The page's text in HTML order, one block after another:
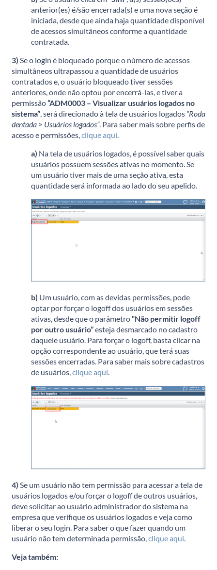
anterior(es) é/são encerrada(s) e uma nova seção é
iniciada, desde que ainda haja quantidade disponível
de acessos simultâneos conforme a quantidade
contratada.
3) Se o login é bloqueado porque o número de acessos
simultâneos ultrapassou a quantidade de usuários
contratados e, o usuário bloqueado tiver sessões
anteriores, onde não optou por encerrá-las, e tiver a
permissão“ADM0003 – Visualizar usuários logados no
sistema” , será direcionado à tela de usuários logados “Roda
dentada > Usuários logados”. Para saber mais sobre perfis de
acesso e permissões, clique aqui
a) Na tela de usuários logados, é possível saber quais
usuários possuem sessões ativas no momento. Se
um usuário tiver mais de uma seção ativa, esta
quantidade será informada ao lado do seu apelido.
b) Um usuário, com as devidas permissões, pode
optar por forçar o logoff dos usuários em sessões
ativas, desde que o parâmetro“Não permitir logoff
por outro usuário”esteja desmarcado no cadastro
daquele usuário. Para forçar o logoff, basta clicar na
opção correspondente ao usuário, que terá suas
sessões encerradas. Para saber mais sobre cadastros
de usuários,clique aqui.
4) Se um usuário não tem permissão para acessar a tela de
usuários logados e/ou forçar o logoff de outros usuários,
deve solicitar ao usuário administrador do sistema na
empresa que verifique os usuários logados e veja como
liberar o seu login. Para saber o que fazer quando um
usuário não tem determinada permissão,clique aqui.
Veja também: